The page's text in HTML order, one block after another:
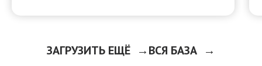
ЗАГРУЗИТЬ ЕЩЁ ВСЯ БАЗА